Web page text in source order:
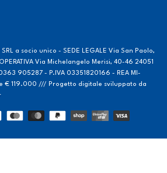
SRL a socio unico - SEDE LEGALE Via San Paolo,
Via Michelangelo Merisi, 40-46 24051
905287 - P.IVA 03351820166 - REA MI-
€ 119.000 /// Progetto digitale sviluppato da